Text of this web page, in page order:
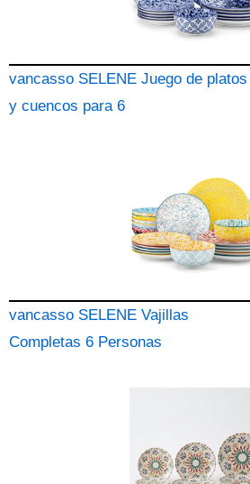
vancasso SELENE Juego de platos
y cuencos para 6
vancasso SELENE Vajillas
Completas 6 Personas